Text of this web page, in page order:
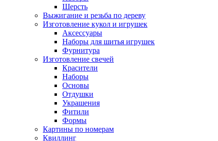
Шерсть
Выжигание и резьба по дереву
Изготовление кукол и игрушек
Аксессуары
Наборы для шитья игрушек
Фурнитура
Изготовление свечей
Красители
Наборы
Основы
Отдушки
Украшения
Фитили
Формы
Картины по номерам
Квиллинг